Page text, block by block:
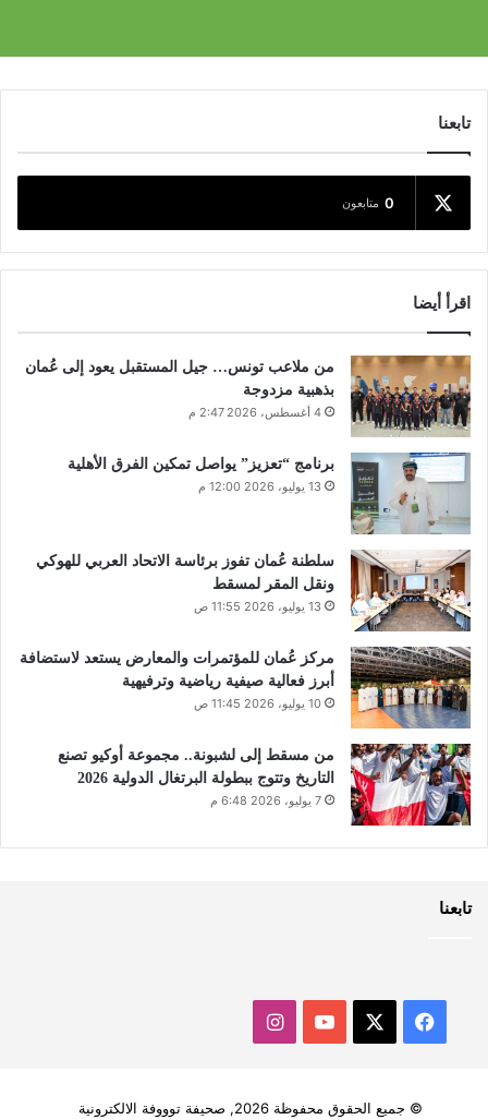
تابعنا
0 متابعون
اقرأ أيضا
من ملاعب تونس… جيل المستقبل يعود إلى عُمان
بذهبية مزدوجة
4 أغسطس، 2026 2:47 م
برنامج “تعزيز” يواصل تمكين الفرق الأهلية
13 يوليو، 2026 12:00 م
سلطنة عُمان تفوز برئاسة الاتحاد العربي للهوكي
ونقل المقر لمسقط
13 يوليو، 2026 11:55 ص
مركز عُمان للمؤتمرات والمعارض يستعد لاستضافة
أبرز فعالية صيفية رياضية وترفيهية
10 يوليو، 2026 11:45 ص
من مسقط إلى لشبونة.. مجموعة أوكيو تصنع
التاريخ وتتوج ببطولة البرتغال الدولية 2026
7 يوليو، 2026 6:48 م
تابعنا
فيسبوك ‫YouTubeانستقرام
© جميع الحقوق محفوظة 2026, صحيفة توووفة الالكترونية